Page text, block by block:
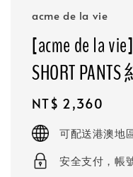
acme de la vie
[acme de la
SHORT
Regular
price
NT$ 2,360
可配送港澳地
安全支付，帳